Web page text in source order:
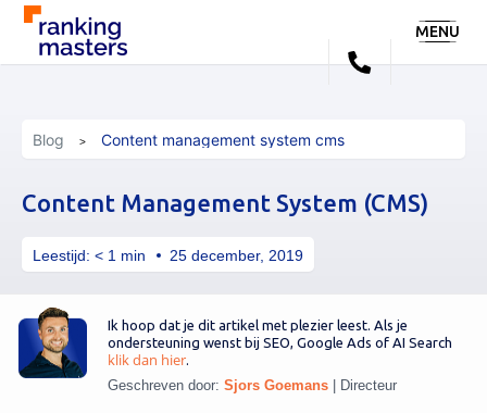
MENU
Blog Content management system cms
Leestijd: < 1 min 25 december, 2019
Content Management System (CMS)
Ik hoop dat je dit artikel met plezier leest. Als je
ondersteuning wenst bij SEO, Google Ads of AI Search
klik dan hier
Geschreven door: Sjors Goemans | Directeur